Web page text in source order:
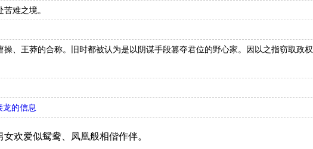
难之境。
操、王莽的合称。旧时都被认为是以阴谋手段篡夺君位的野心家。因以之指窃取政权
的信息
欢爱似鸳鸯、凤凰般相偕作伴。